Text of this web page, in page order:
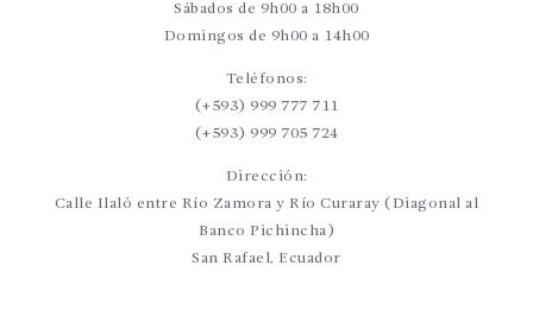
Sábados de 9h00 a 18h00
Domingos de 9h00 a 14h00
Teléfonos:
(+593) 999 777 711
(+593) 999 705 724
Dirección:
Calle Ilaló entre Río Zamora y Río Curaray (Diagonal al
Banco Pichincha)
San Rafael, Ecuador